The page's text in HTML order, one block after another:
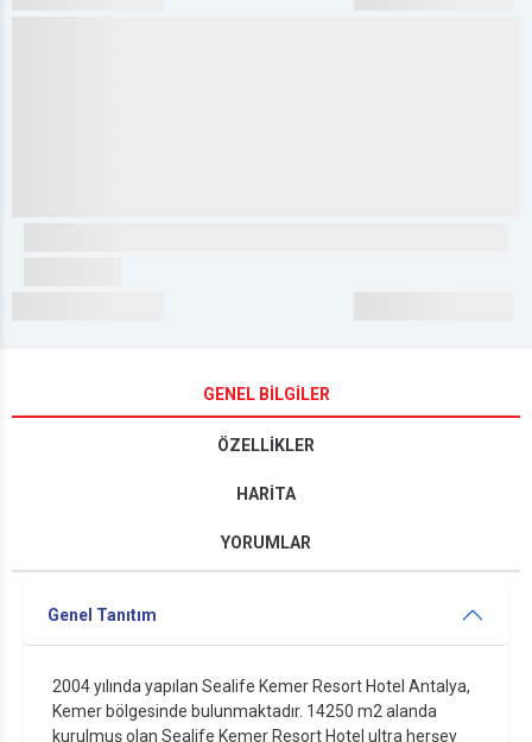
GENEL BİLGİLER
ÖZELLİKLER
HARİTA
YORUMLAR
Genel Tanıtım
2004 yılında yapılan Sealife Kemer Resort Hotel Antalya,
Kemer bölgesinde bulunmaktadır. 14250 m2 alanda
kurulmuş olan Sealife Kemer Resort Hotel ultra herşey